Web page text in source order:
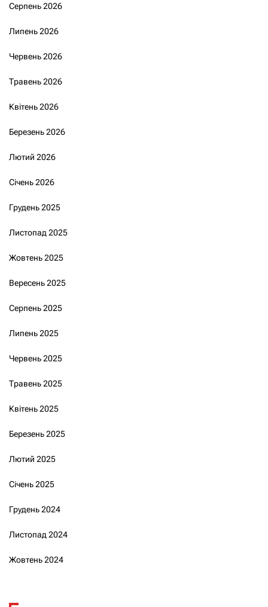
Серпень 2026
Липень 2026
Червень 2026
Травень 2026
Квітень 2026
Березень 2026
Лютий 2026
Січень 2026
Грудень 2025
Листопад 2025
Жовтень 2025
Вересень 2025
Серпень 2025
Липень 2025
Червень 2025
Травень 2025
Квітень 2025
Березень 2025
Лютий 2025
Січень 2025
Грудень 2024
Листопад 2024
Жовтень 2024